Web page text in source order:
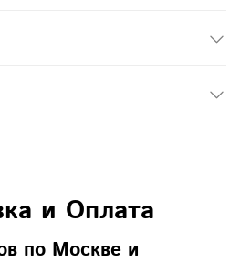
и Оплата
по Москве и